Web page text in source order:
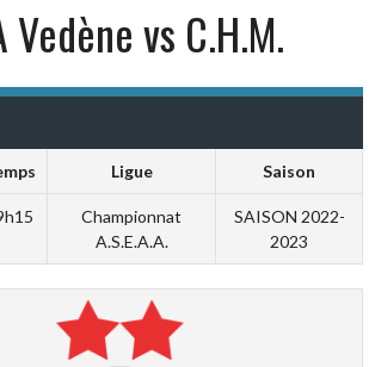
Vedène vs C.H.M.
Ligue Saison
Championnat
A.S.E.A.A.
SAISON 2022-
2023